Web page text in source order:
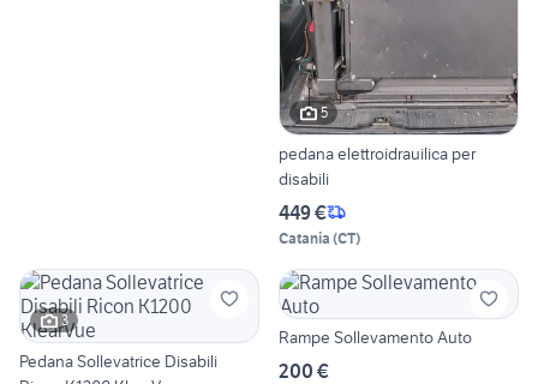
5
pedana elettroidrauilica per
disabili
449 €
Catania (CT)
3
Pedana Sollevatrice Disabili
Rampe Sollevamento Auto
200 €